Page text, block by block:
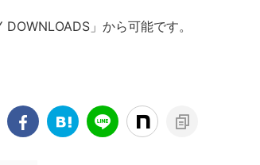
」から可能です。